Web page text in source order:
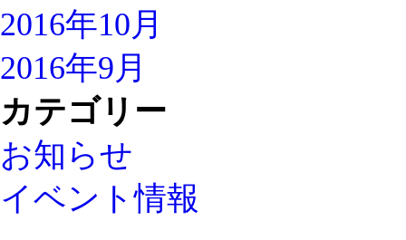
2016年10月
2016年9月
カテゴリー
お知らせ
イベント情報